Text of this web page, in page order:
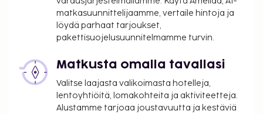
matkasuunnittelijaamme, vertaile hintoja ja
löydä parhaat tarjoukset,
pakettisuojelusuunnitelmamme turvin.
Matkusta omalla tavallasi
Valitse laajasta valikoimasta hotelleja,
lentoyhtiöitä, lomakohteita ja aktiviteetteja.
Alustamme tarjoaa joustavuutta ja kestäviä